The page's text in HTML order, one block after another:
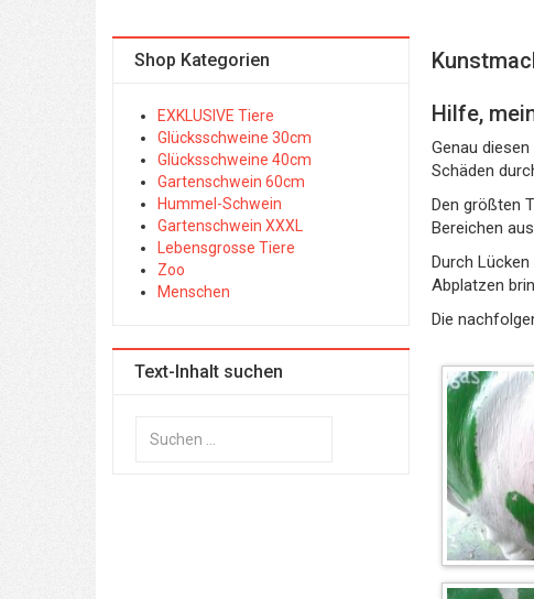
Hilfe,
Genau
Schäden
Den größten
Bereichen
Durch
Abplatzen
Die
Shop Kategorien
EXKLUSIVE Tiere
Glücksschweine 30cm
Glücksschweine 40cm
Gartenschwein 60cm
Hummel-Schwein
Gartenschwein XXXL
Lebensgrosse Tiere
Zoo
Menschen
Text-Inhalt suchen